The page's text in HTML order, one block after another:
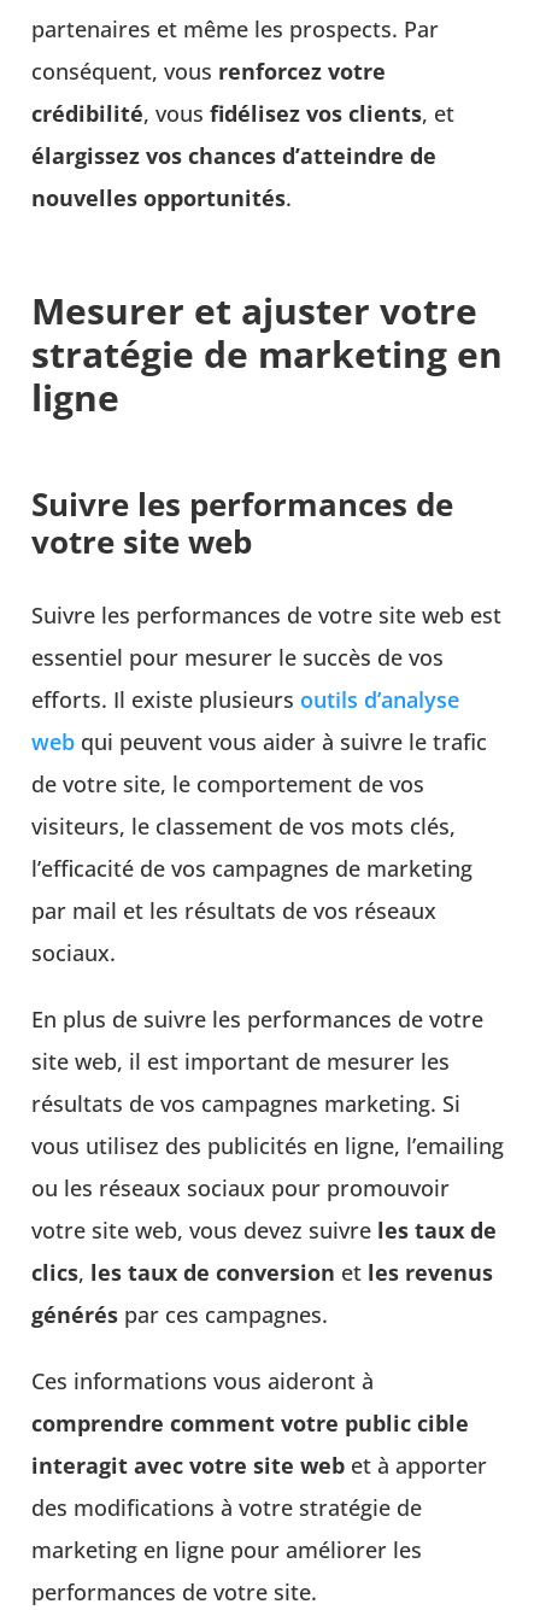
partenaires et même les prospects. Par
conséquent, vous renforcez votre
crédibilité, vousfidélisez vos clients, et
élargissez vos chances d’atteindre de
nouvelles opportunités.
Mesurer et ajuster votre
stratégie de marketing en
ligne
Suivre les performances de
votre site web
Suivre les performances de votre site web est
essentiel pour mesurer le succès de vos
efforts. Il existe plusieurs outils d’analyse
web qui peuvent vous aider à suivre le trafic
de votre site, le comportement de vos
visiteurs, le classement de vos mots clés,
l’efficacité de vos campagnes de marketing
par mail et les résultats de vos réseaux
sociaux.
En plus de suivre les performances de votre
site web, il est important de mesurer les
résultats de vos campagnes marketing. Si
vous utilisez des publicités en ligne, l’emailing
ou les réseaux sociaux pour promouvoir
votre site web, vous devez suivre les taux de
clics, les taux de conversion et les revenus
générés par ces campagnes.
Ces informations vous aideront à
comprendre comment votre public cible
interagit avec votre site web et à apporter
des modifications à votre stratégie de
marketing en ligne pour améliorer les
performances de votre site.